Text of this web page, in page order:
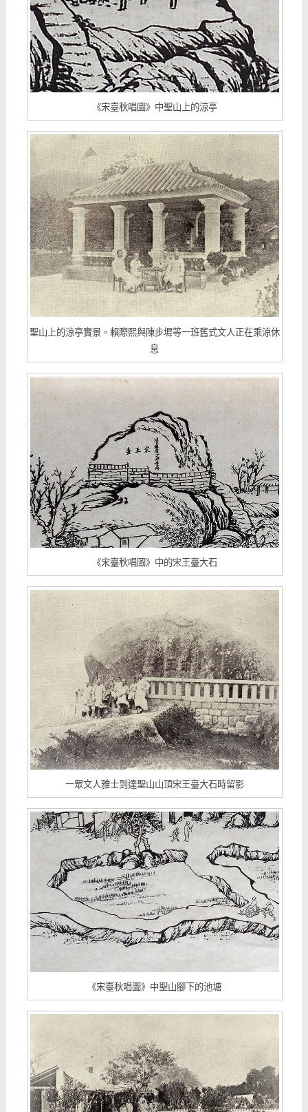
《宋臺秋唱圖》中聖山上的涼亭
聖山上的涼亭實景。賴際熙與陳步墀等一班舊式文人正在乘涼休
息
《宋臺秋唱圖》中的宋王臺大石
一眾文人雅士到達聖山山頂宋王臺大石時留影
《宋臺秋唱圖》中聖山腳下的池塘